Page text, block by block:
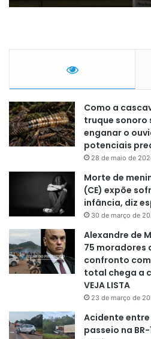
Como a
truque
enganar o
potenciais
28 de maio de
Morte de
(CE) expõe
infância, diz
30 de março de
Alexandre de
75 moradores
confronto com
total chega a
VEJA LISTA
23 de março de
Acidente
passeio na